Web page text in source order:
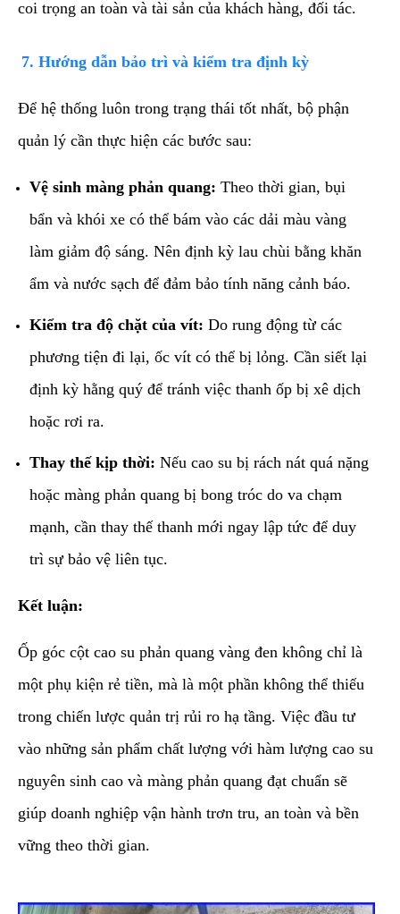
coi trọng an toàn và tài sản của khách hàng, đối tác.
​7. Hướng dẫn bảo trì và kiểm tra định kỳ
​Để hệ thống luôn trong trạng thái tốt nhất, bộ phận
quản lý cần thực hiện các bước sau:
Vệ sinh màng phản quang: Theo thời gian, bụi
bẩn và khói xe có thể bám vào các dải màu vàng
làm giảm độ sáng. Nên định kỳ lau chùi bằng khăn
ẩm và nước sạch để đảm bảo tính năng cảnh báo.
Kiểm tra độ chặt của vít: Do rung động từ các
phương tiện đi lại, ốc vít có thể bị lỏng. Cần siết lại
định kỳ hằng quý để tránh việc thanh ốp bị xê dịch
hoặc rơi ra.
Thay thế kịp thời: Nếu cao su bị rách nát quá nặng
hoặc màng phản quang bị bong tróc do va chạm
mạnh, cần thay thế thanh mới ngay lập tức để duy
trì sự bảo vệ liên tục.
Kết luận:
​Ốp góc cột cao su phản quang vàng đen không chỉ là
một phụ kiện rẻ tiền, mà là một phần không thể thiếu
trong chiến lược quản trị rủi ro hạ tầng. Việc đầu tư
vào những sản phẩm chất lượng với hàm lượng cao su
nguyên sinh cao và màng phản quang đạt chuẩn sẽ
giúp doanh nghiệp vận hành trơn tru, an toàn và bền
vững theo thời gian.